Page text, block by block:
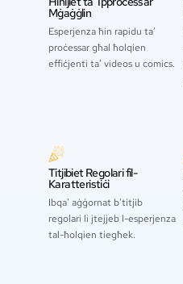
Mġaġġlin
Esperjenza ħin rapidu ta’
proċessar għal ħolqien
effiċjenti ta’ videos u comics.
Titjibiet Regolari fil-
Karatteristiċi
Ibqa' aġġornat b'titjib
regolari li jtejjeb l-esperjenza
tal-ħolqien tiegħek.